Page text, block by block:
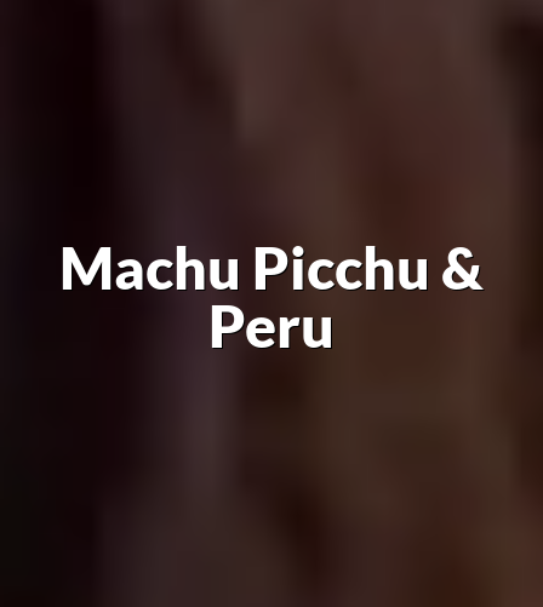
Machu Picchu &
Peru